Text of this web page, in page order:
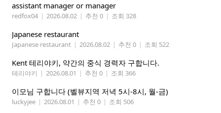
assistant manager or manager
redfox04 | 2026.08.02 | 추천 0 | 조회 328
Japanese restaurant
Japanese restaurant | 2026.08.02 | 추천 0 | 조회 522
Kent 테리야키, 약간의 중식 경력자 구합니다.
테리야키 | 2026.08.01 | 추천 0 | 조회 366
이모님 구합니다 (벨뷰지역 저녁 5시-8시, 월-금)
luckyjee | 2026.08.01 | 추천 0 | 조회 506